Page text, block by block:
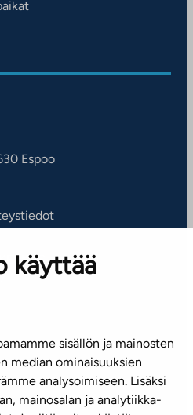
käyttää
sisällön ja mainosten
median ominaisuuksien
analysoimiseen. Lisäksi
mainosalan ja analytiikka-
Espoo